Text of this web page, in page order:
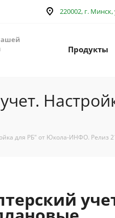
220002, г.
Продукты
для РБ" от Юкола-ИНФО. Релиз